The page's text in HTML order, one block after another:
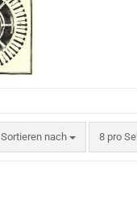
Sortieren nach
Sortieren nach 8 pro
pro